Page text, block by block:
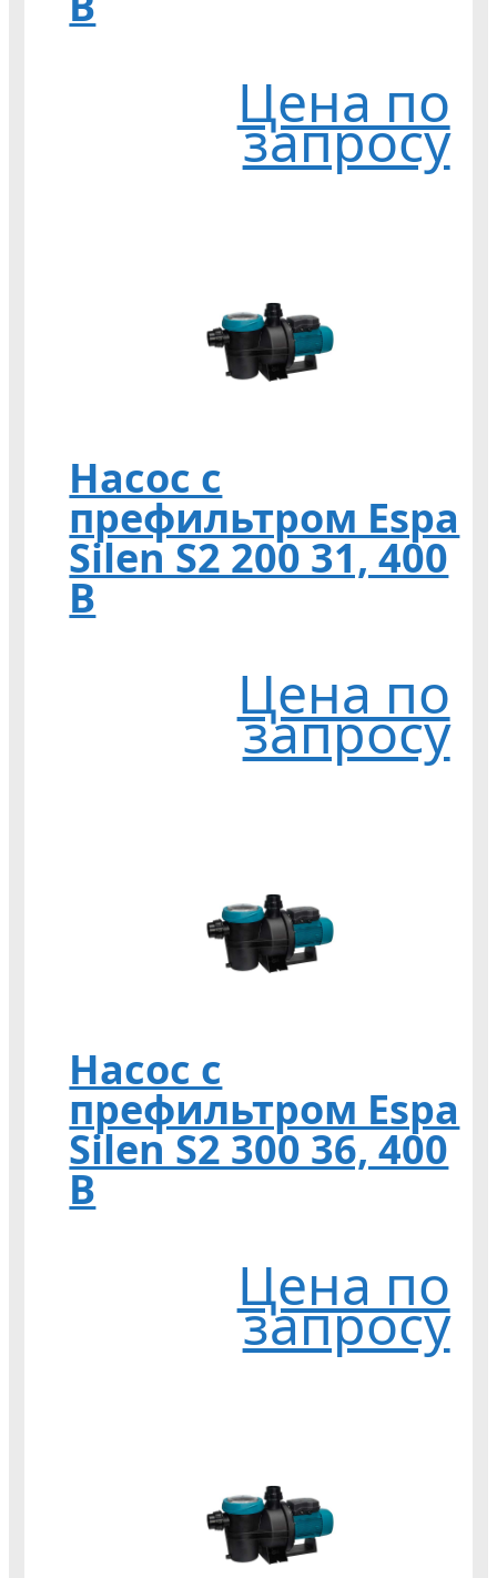
Цена по
запросу
Насос с
префильтром Espa
Silen S2 200 31, 400
В
Цена по
запросу
Насос с
префильтром Espa
Silen S2 300 36, 400
В
Цена по
запросу